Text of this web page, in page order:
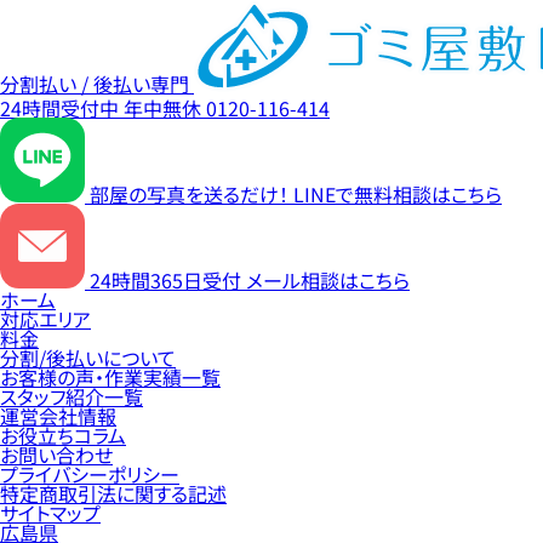
分割払い / 後払い専門
24時間受付中 年中無休0120-116-414
部屋の写真を送るだけ！ LINEで無料相談はこちら
24時間365日受付 メール相談はこちら
ホーム
対応エリア
料金
分割/後払いについて
お客様の声・作業実績一覧
スタッフ紹介一覧
運営会社情報
お役立ちコラム
お問い合わせ
プライバシーポリシー
特定商取引法に関する記述
サイトマップ
広島県